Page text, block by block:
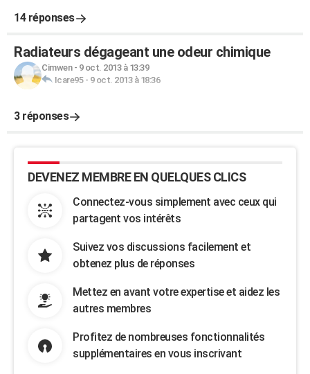
14 réponses
Radiateurs dégageant une odeur chimique
Cimwen- 9 oct. 2013 à 13:39
Icare95- 9 oct. 2013 à 18:36
3 réponses
DEVENEZ MEMBRE EN QUELQUES CLICS
Connectez-vous simplement avec ceux qui
partagent vos intérêts
Suivez vos discussions facilement et
obtenez plus de réponses
Mettez en avant votre expertise et aidez les
autres membres
Profitez de nombreuses fonctionnalités
supplémentaires en vous inscrivant